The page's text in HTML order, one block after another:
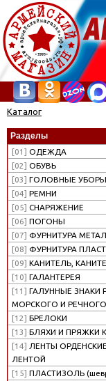
Каталог
Разделы
[01] ОДЕЖДА
[02] ОБУВЬ
[03] ГОЛОВНЫЕ УБОРЫ
[04] РЕМНИ
[05] СНАРЯЖЕНИЕ
[06] ПОГОНЫ
[07] ФУРНИТУРА
[08] ФУРНИТУРА
[09] КАНИТЕЛЬ,
[10] ГАЛАНТЕРЕЯ
[11] ГАЛУННЫЕ ЗНАКИ
МОРСКОГО И
[12] БРЕЛОКИ
[13] БЛЯХИ И ПРЯЖКИ
[14] ЛЕНТЫ
ЛЕНТОЙ
[15] ПЛАСТИЗОЛЬ